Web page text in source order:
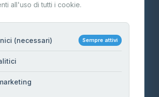
gestori
legali
Policy
Policy
all'uso di tutti i cookie.
(necessari) Sempre attivi